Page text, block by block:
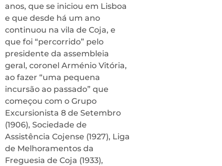
anos, que se iniciou em Lisboa
e que desde há um ano
continuou na vila de Coja, e
que foi “percorrido” pelo
presidente da assembleia
geral, coronel Arménio Vitória,
ao fazer “uma pequena
incursão ao passado” que
começou com o Grupo
Excursionista 8 de Setembro
(1906), Sociedade de
Assistência Cojense (1927), Liga
de Melhoramentos da
Freguesia de Coja (1933),